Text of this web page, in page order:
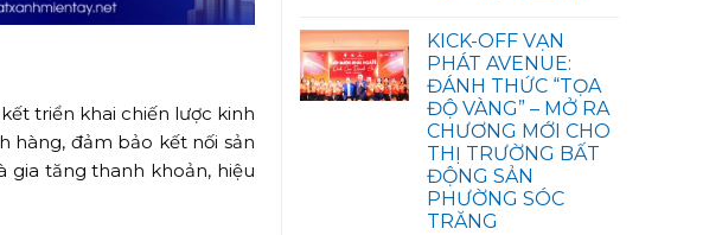
triển khai chiến lược kinh
hàng, đảm bảo kết nối sản
gia tăng thanh khoản, hiệu
KICK-OFF VẠN
PHÁT AVENUE:
ĐÁNH THỨC “TỌA
ĐỘ VÀNG” – MỞ RA
CHƯƠNG MỚI CHO
THỊ TRƯỜNG BẤT
ĐỘNG SẢN
PHƯỜNG SÓC
TRĂNG